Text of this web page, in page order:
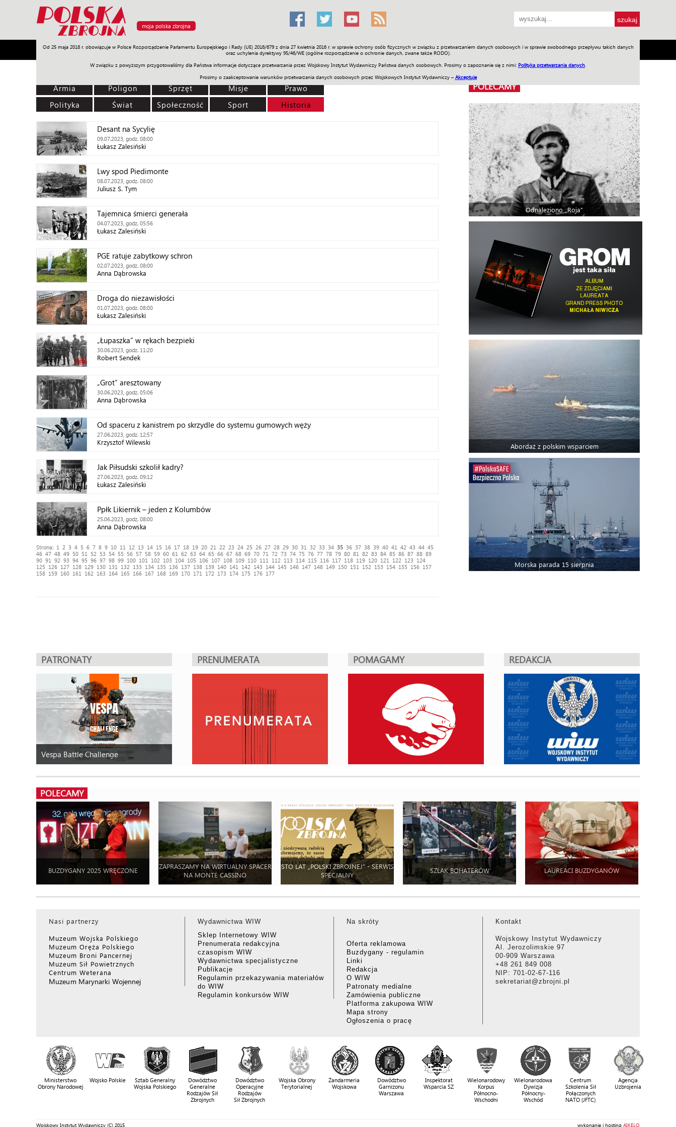
moja polska zbrojna
Od 25 maja 2018 r. obowiązuje w Polsce Rozporządzenie Parlamentu Europejskiego i Rady (UE) 2016/679 z dnia 27 kwietnia 2016 r. w sprawie ochrony osób fizycznych w związku z przetwarzaniem danych osobowych i w sprawie swobodnego przepływu takich danych
oraz uchylenia dyrektywy 95/46/WE (ogólne rozporządzenie o ochronie danych, zwane także RODO).
W związku z powyższym przygotowaliśmy dla Państwa informacje dotyczące przetwarzania przez Wojskowy Instytut Wydawniczy Państwa danych osobowych. Prosimy o zapoznanie się z nimi: Polityka przetwarzania danych
Prosimy o zaakceptowanie warunków przetwarzania danych osobowych przez Wojskowych Instytut Wydawniczy – Akceptuję
Armia Poligon Sprzęt Misje Polityka Prawo Świat Społeczność Sport Historia Galerie Wideo ENGLISH SKLEP Jednodniówki Praca w WIW
Armia Poligon Sprzęt Misje
Prawo
Polityka
Świat Społeczność Sport Historia
Desant na Sycylię
09.07.2023, godz. 08:00
Łukasz Zalesiński
Lwy spod Piedimonte
08.07.2023, godz. 08:00
Juliusz S. Tym
Tajemnica śmierci generała
04.07.2023, godz. 05:56
Łukasz Zalesiński
PGE ratuje zabytkowy schron
02.07.2023, godz. 08:00
Anna Dąbrowska
Droga do niezawisłości
01.07.2023, godz. 08:00
Łukasz Zalesiński
„Łupaszka” w rękach bezpieki
30.06.2023, godz. 11:20
Robert Sendek
„Grot” aresztowany
30.06.2023, godz. 05:06
Anna Dąbrowska
Od spaceru z kanistrem po skrzydle do systemu gumowych węży
27.06.2023, godz. 12:57
Krzysztof Wilewski
Jak Piłsudski szkolił kadry?
27.06.2023, godz. 09:12
Łukasz Zalesiński
Ppłk Likiernik – jeden z Kolumbów
25.06.2023, godz. 08:00
Anna Dąbrowska
Strona: 1 2 3 4 5 6 7 8 9 10 11 12 13 14 15 16 17 18 19 20 21 22 23 24 25 26 27 28 29 30 31 32 33 34 35 36 37 38 39 40 41 42 43 44 45
46 47 48 49 50 51 52 53 54 55 56 57 58 59 60 61 62 63 64 65 66 67 68 69 70 71 72 73 74 75 76 77 78 79 80 81 82 83 84 85 86 87 88 89
90 91 92 93 94 95 96 97 98 99 100 101 102 103 104 105 106 107 108 109 110 111 112 113 114 115 116 117 118 119 120 121 122 123
124
125
126 127 128 129 130 131 132 133 134 135 136 137 138 139 140 141 142 143 144 145 146 147 148 149 150 151 152 153 154 155 156 157
158 159 160 161 162 163 164 165 166 167 168 169 170 171 172 173 174 175 176 177
POLECAMY
Odnaleziono „Roja”
Abordaż z polskim wsparciem
Morska parada 15 sierpnia
PATRONATY
Vespa Battle Challenge
PRENUMERATA POMAGAMY REDAKCJA
POLECAMY
BUZDYGANY 2025 WRĘCZONE
ZAPRASZAMY NA WIRTUALNY SPACER
NA MONTE CASSINO
STO LAT „POLSKI ZBROJNEJ” - SERWIS
SPECJALNY
SZLAK BOHATERÓW LAUREACI BUZDYGANÓW
Nasi partnerzy
Muzeum Wojska Polskiego
Muzeum Oręża Polskiego
Muzeum Broni Pancernej
Muzeum Sił Powietrznych
Centrum Weterana
Muzeum Marynarki Wojennej
Wydawnictwa WIW
Sklep Internetowy WIW
Prenumerata redakcyjna
czasopism WIW
Wydawnictwa specjalistyczne
Publikacje
Regulamin przekazywania materiałów
do WIW
Regulamin konkursów WIW
Na skróty
Oferta reklamowa
Buzdygany - regulamin
Linki
Redakcja
O WIW
Patronaty medialne
Zamówienia publiczne
Platforma zakupowa WIW
Mapa strony
Ogłoszenia o pracę
Kontakt
Wojskowy Instytut Wydawniczy
Al. Jerozolimskie 97
00-909 Warszawa
+48 261 849 008
NIP: 701-02-67-116
sekretariat@zbrojni.pl
Ministerstwo
Obrony Narodowej
Wojsko Polskie
Sztab Generalny
Wojska Polskiego
Dowództwo
Generalne
Rodzajów Sił
Zbrojnych
Dowództwo
Operacyjne
Rodzajów
Sił Zbrojnych
Wojska Obrony
Terytorialnej
Żandarmeria
Wojskowa
Dowództwo
Garnizonu
Warszawa
Inspektorat
Wsparcia SZ
Wielonarodowy
Korpus
Północno-
Wschodni
Wielonarodowa
Dywizja
Północny-
Wschód
Centrum
Szkolenia Sił
Połączonych
NATO (JFTC)
Agencja
Uzbrojenia
Wojskowy Instytut Wydawniczy (C) 2015 wykonanie i hosting AIKELO